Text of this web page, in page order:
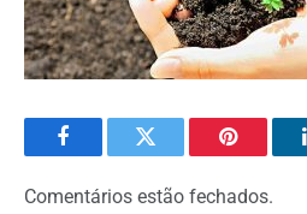
FacebookTwitter Pinterest
Comentários estão fechados.